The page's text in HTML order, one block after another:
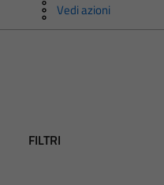
Vedi azioni
FILTRI